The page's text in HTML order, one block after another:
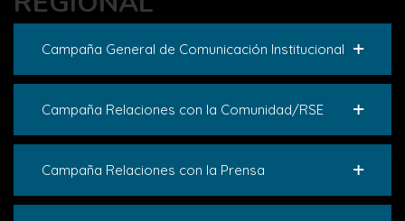
Campaña General de Comunicación Institucional
Campaña Relaciones con la Comunidad/RSE
Campaña Relaciones con la Prensa